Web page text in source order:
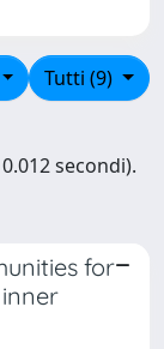
Tutti (9)
secondi).
for